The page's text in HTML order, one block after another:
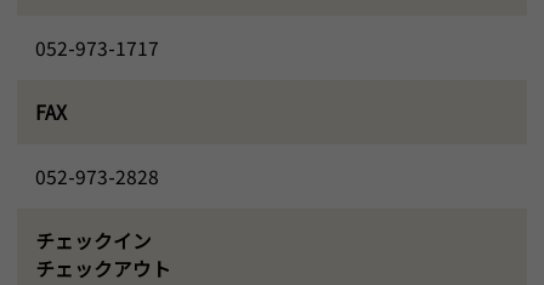
052-973-1717
FAX
052-973-2828
チェックイン
チェックアウト